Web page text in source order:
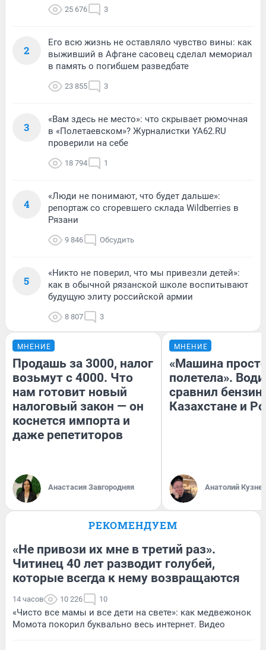
25 676 3
2
Его всю жизнь не оставляло чувство вины: как
выживший в Афгане сасовец сделал мемориал
в память о погибшем разведбате
23 855 3
3
«Вам здесь не место»: что скрывает рюмочная
в «Полетаевском»? Журналистки YA62.RU
проверили на себе
18 794 1
4
«Люди не понимают, что будет дальше»:
репортаж со сгоревшего склада Wildberries в
Рязани
9 846 Обсудить
5
«Никто не поверил, что мы привезли детей»:
как в обычной рязанской школе воспитывают
будущую элиту российской армии
8 807 3
МНЕНИЕ
Продашь за 3000, налог
возьмут с 4000. Что
нам готовит новый
налоговый закон — он
коснется импорта и
даже репетиторов
Анастасия Завгородняя
МНЕНИЕ
«Машина
полетела».
сравнил бензин
Казахстане и
Анатолий
РЕКОМЕНДУЕМ
«Не привози их мне в третий раз».
Читинец 40 лет разводит голубей,
которые всегда к нему возвращаются
14 часов 10 226 10
«Чисто все мамы и все дети на свете»: как медвежонок
Момота покорил буквально весь интернет. Видео